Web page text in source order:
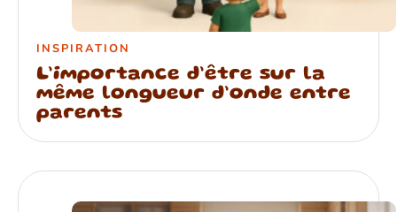
INSPIRATION
L’importance d’être sur la
même longueur d’onde entre
parents